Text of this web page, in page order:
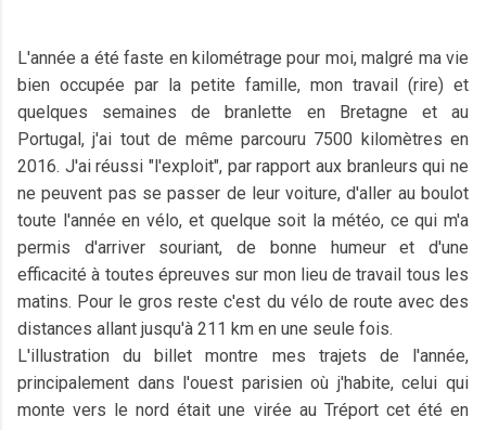
L'année a été faste en kilométrage pour moi, malgré ma vie
bien occupée par la petite famille, mon travail (rire) et
quelques semaines de branlette en Bretagne et au
Portugal, j'ai tout de même parcouru 7500 kilomètres en
2016. J'ai réussi "l'exploit", par rapport aux branleurs qui ne
ne peuvent pas se passer de leur voiture, d'aller au boulot
toute l'année en vélo, et quelque soit la météo, ce qui m'a
permis d'arriver souriant, de bonne humeur et d'une
efficacité à toutes épreuves sur mon lieu de travail tous les
matins. Pour le gros reste c'est du vélo de route avec des
distances allant jusqu'à 211 km en une seule fois.
L'illustration du billet montre mes trajets de l'année,
principalement dans l'ouest parisien où j'habite, celui qui
monte vers le nord était une virée au Tréport cet été en